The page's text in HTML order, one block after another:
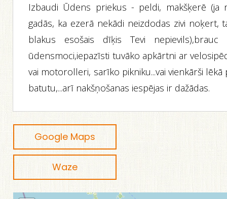
Izbaudi Ūdens priekus - peldi, makšķerē (ja
gadās, ka ezerā nekādi neizdodas zivi noķert,
blakus esošais dīķis Tevi nepievils),brauc
ūdensmoci,iepazīsti tuvāko apkārtni ar
vai motorolleri, sarīko pikniku...vai vienkārši lēkā
batutu,...arī nakšņošanas iespējas ir dažādas.
Google Maps
Waze